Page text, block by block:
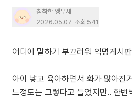
침착한 앵무새
2026.05.07 조회 541
어디에 말하기 부끄러워 익명게시
아이 낳고 육아하면서 화가 많아진
느정도는 그렇다고 들었지만.. 한번